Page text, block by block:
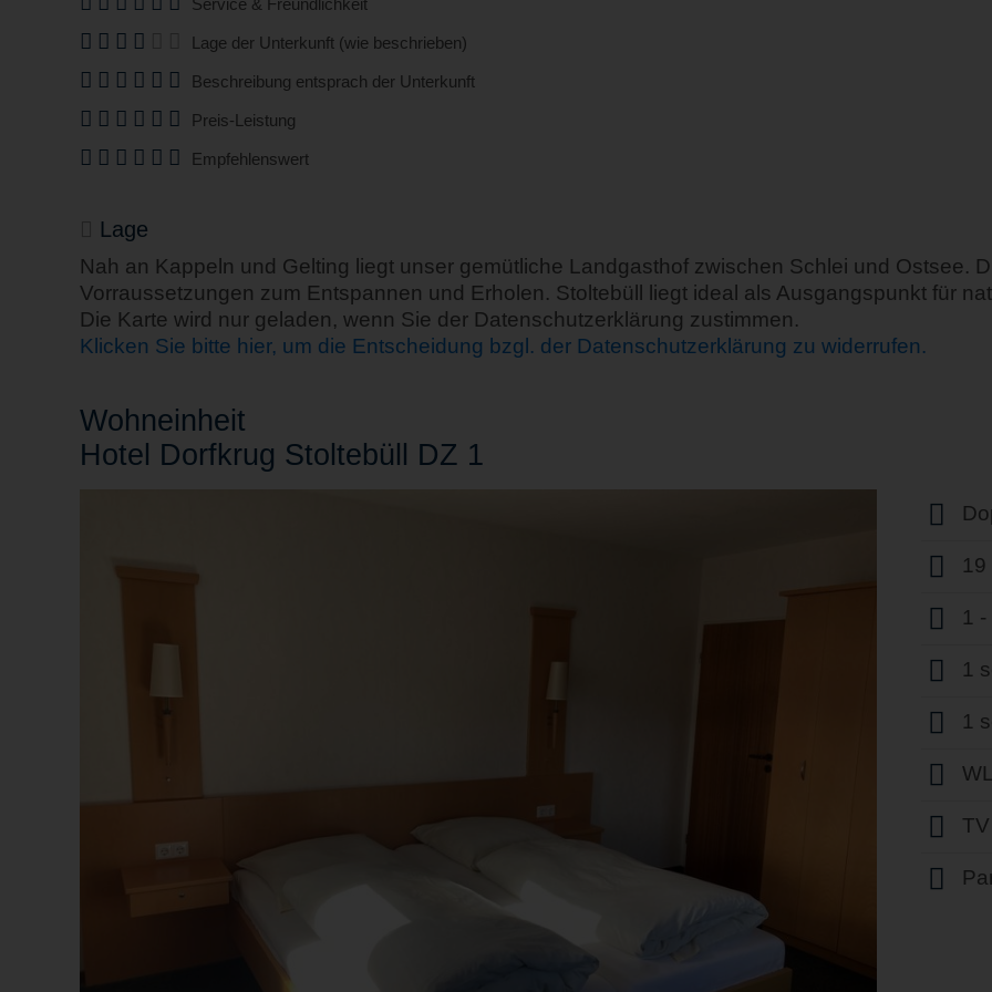
Lage der Unterkunft (wie beschrieben)
Beschreibung entsprach der Unterkunft
Preis-Leistung
Empfehlenswert
Lage
Nah an Kappeln und Gelting liegt unser gemütliche Landgasthof zwischen Schlei und Ostsee.
Vorraussetzungen zum Entspannen und Erholen. Stoltebüll liegt ideal als Ausgangspunkt für
Die Karte wird nur geladen, wenn Sie der Datenschutzerklärung zustimmen.
Klicken Sie bitte hier, um die Entscheidung bzgl. der Datenschutzerklärung zu widerrufen.
Wohneinheit
Hotel Dorfkrug Stoltebüll DZ 1
19
1
1
1